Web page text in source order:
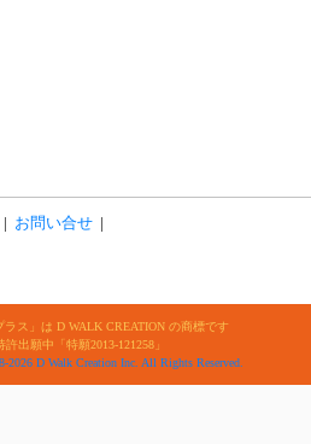
お問い合せ
ラス」は D WALK CREATION の商標です
許出願中「特願2013-121258」
2026 D Walk Creation Inc. All Rights Reserved.